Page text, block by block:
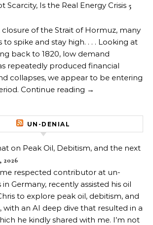
Scarcity, Is the Real Energy Crisis 5
of the Strait of Hormuz, many
to spike and stay high. . . . Looking at
back to 1820, low demand
repeatedly produced financial
collapses, we appear to be entering
Continue reading →
UN-DENIAL
on Peak Oil, Debitism, and the next
2026
respected contributor at un-
Germany, recently assisted his oil
to explore peak oil, debitism, and
with an AI deep dive that resulted in a
he kindly shared with me. I’m not